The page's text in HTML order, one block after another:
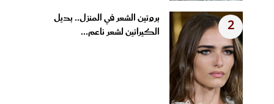
2
بروتين الشعر في المنزل.. بديل
الكيراتين لشعر ناعم...